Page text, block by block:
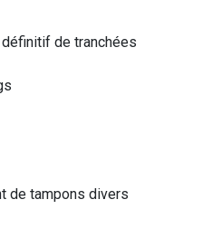
de tranchées
de tampons divers